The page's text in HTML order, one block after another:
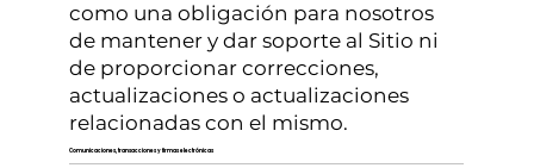
como una obligación para nosotros
de mantener y dar soporte al Sitio ni
de proporcionar correcciones,
actualizaciones o actualizaciones
relacionadas con el mismo.
Comunicaciones, transacciones y firmas electrónicas